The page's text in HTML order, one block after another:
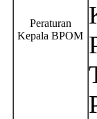
Peraturan
Kepala BPOM